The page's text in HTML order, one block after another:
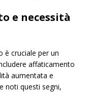
e necessità
è cruciale per un
affaticamento
aumentata e
noti questi segni,